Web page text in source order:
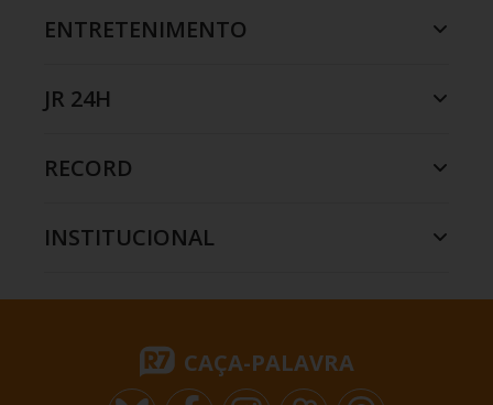
ENTRETENIMENTO
JR 24H
RECORD
INSTITUCIONAL
CAÇA-PALAVRA